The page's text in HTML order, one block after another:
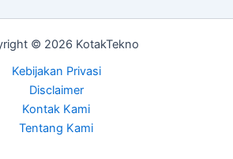
© 2026 KotakTekno
Kebijakan Privasi
Disclaimer
Kontak Kami
Tentang Kami